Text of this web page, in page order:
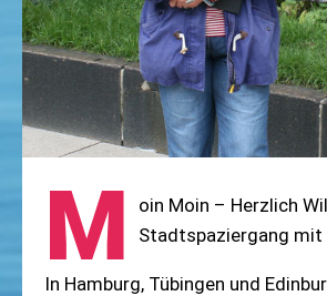
M
oin Moin – Herzlich
Stadtspaziergang mit
In Hamburg, Tübingen und